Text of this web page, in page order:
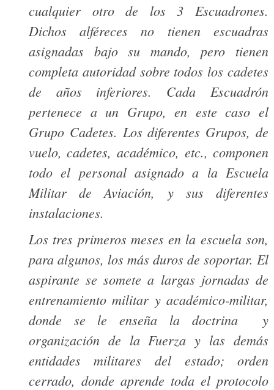
cualquier otro de los 3 Escuadrones.
Dichos alféreces no tienen escuadras
asignadas bajo su mando, pero tienen
completa autoridad sobre todos los cadetes
de años inferiores. Cada Escuadrón
pertenece a un Grupo, en este caso el
Grupo Cadetes. Los diferentes Grupos, de
vuelo, cadetes, académico, etc., componen
todo el personal asignado a la Escuela
Militar de Aviación, y sus diferentes
instalaciones.
Los tres primeros meses en la escuela son,
para algunos, los más duros de soportar. El
aspirante se somete a largas jornadas de
entrenamiento militar y académico-militar,
donde se le enseña la doctrina y
organización de la Fuerza y las demás
entidades militares del estado; orden
cerrado, donde aprende toda el protocolo